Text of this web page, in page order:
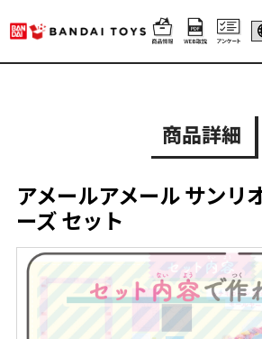
商品詳細
アメールアメール サンリ
ーズ セット